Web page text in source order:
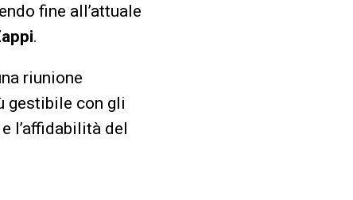
fine all’attuale
.
riunione
gestibile con gli
l’affidabilità del